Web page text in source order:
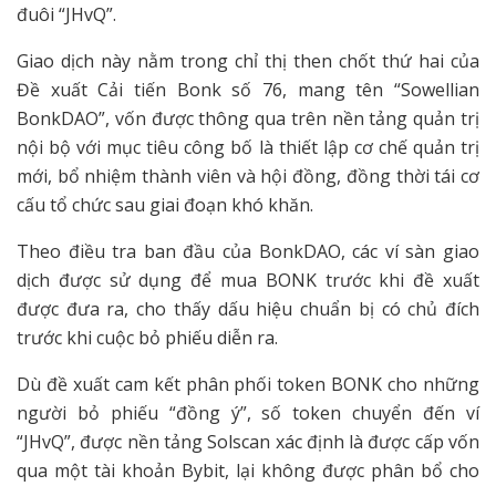
đuôi “JHvQ”.
Giao dịch này nằm trong chỉ thị then chốt thứ hai của
Đề xuất Cải tiến Bonk số 76, mang tên “Sowellian
BonkDAO”, vốn được thông qua trên nền tảng quản trị
nội bộ với mục tiêu công bố là thiết lập cơ chế quản trị
mới, bổ nhiệm thành viên và hội đồng, đồng thời tái cơ
cấu tổ chức sau giai đoạn khó khăn.
Theo điều tra ban đầu của BonkDAO, các ví sàn giao
dịch được sử dụng để mua BONK trước khi đề xuất
được đưa ra, cho thấy dấu hiệu chuẩn bị có chủ đích
trước khi cuộc bỏ phiếu diễn ra.
Dù đề xuất cam kết phân phối token BONK cho những
người bỏ phiếu “đồng ý”, số token chuyển đến ví
“JHvQ”, được nền tảng Solscan xác định là được cấp vốn
qua một tài khoản Bybit, lại không được phân bổ cho